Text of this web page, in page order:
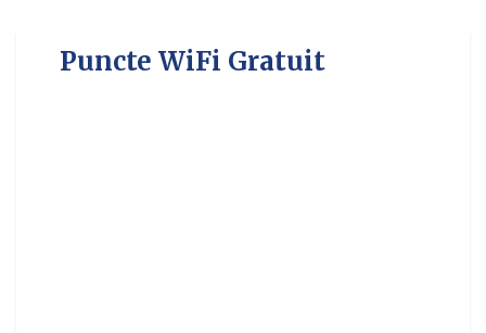
Puncte WiFi Gratuit